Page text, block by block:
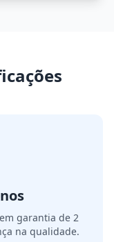
garantia de 2
na qualidade.